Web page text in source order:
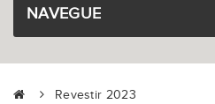
NAVEGUE
Revestir 2023